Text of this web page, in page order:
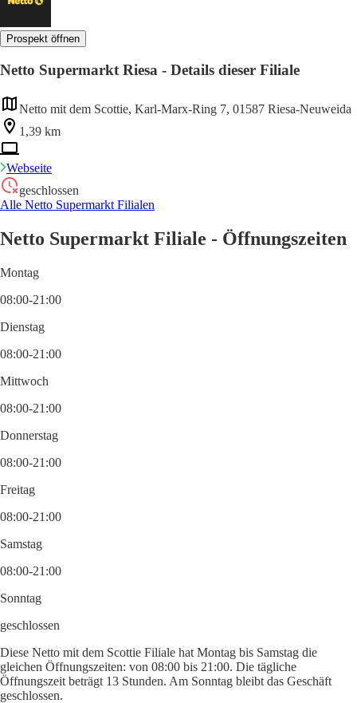
Prospekt öffnen
Netto Supermarkt Riesa - Details dieser Filiale
Netto mit dem Scottie, Karl-Marx-Ring 7, 01587 Riesa-Neuweida
1,39 km
Webseite
geschlossen
Alle Netto Supermarkt Filialen
Netto Supermarkt Filiale - Öffnungszeiten
Montag
08:00-21:00
Dienstag
08:00-21:00
Mittwoch
08:00-21:00
Donnerstag
08:00-21:00
Freitag
08:00-21:00
Samstag
08:00-21:00
Sonntag
geschlossen
Diese Netto mit dem Scottie Filiale hat Montag bis Samstag die
gleichen Öffnungszeiten: von 08:00 bis 21:00. Die tägliche
Öffnungszeit beträgt 13 Stunden. Am Sonntag bleibt das Geschäft
geschlossen.